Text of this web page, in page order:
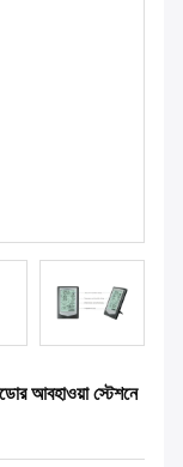
আবহাওয়া স্টেশনে